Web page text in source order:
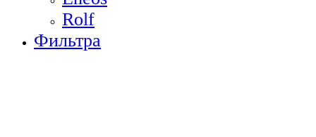
Rolf
Фильтра